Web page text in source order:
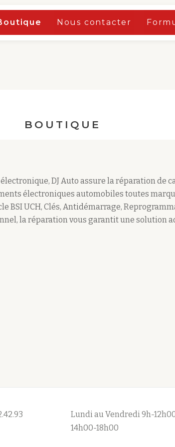
Nous contacter
BOUTIQUE
DJ Auto assure la réparation de
électroniques automobiles toutes
BSI UCH, Clés, Antidémarrage,
la réparation vous garantit une solution
Lundi au Vendredi 9h-
14h00-18h00